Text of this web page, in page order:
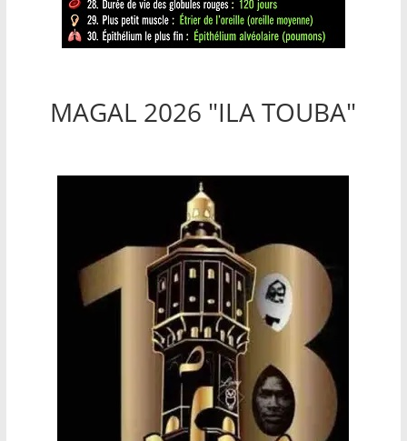
MAGAL 2026 "ILA TOUBA"